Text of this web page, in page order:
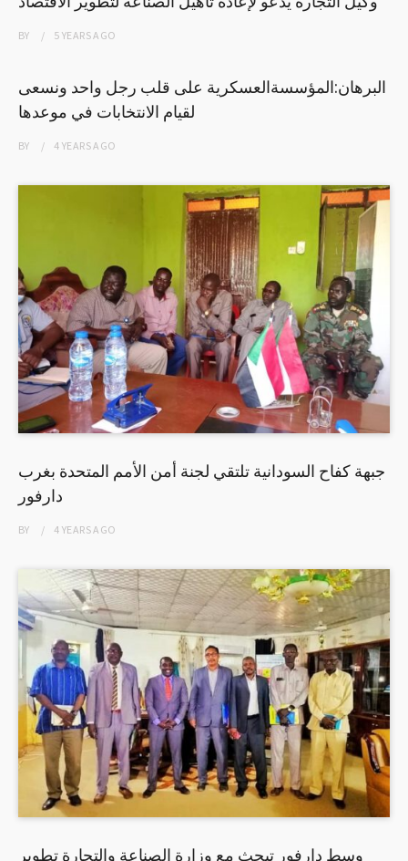
BY 5 YEARSAGO
البرهان:المؤسسةالعسكرية على قلب رجل واحد ونسعى
لقيام الانتخابات في موعدها
BY 4 YEARSAGO
جبهة كفاح السودانية تلتقي لجنة أمن الأمم المتحدة بغرب
دارفور
BY 4 YEARSAGO
وسط دارفور تبحث مع وزارة الصناعة والتجارة تطوير